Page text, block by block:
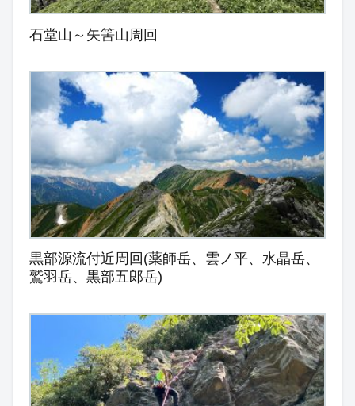
石堂山～矢筈山周回
黒部源流付近周回(薬師岳、雲ノ平、水晶岳、
鷲羽岳、黒部五郎岳)